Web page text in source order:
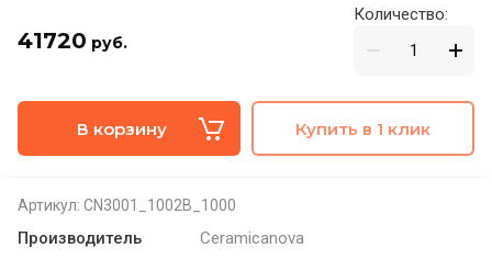
41720 руб.
Количество:
В корзину Купить в 1 клик
Артикул: CN3001_1002B_1000
Производитель Ceramicanova